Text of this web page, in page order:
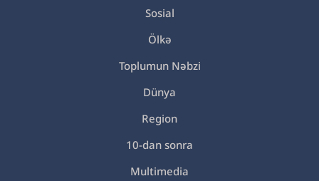
Sosial
Ölkə
Toplumun Nəbzi
Dünya
Region
10-dan sonra
Multimedia